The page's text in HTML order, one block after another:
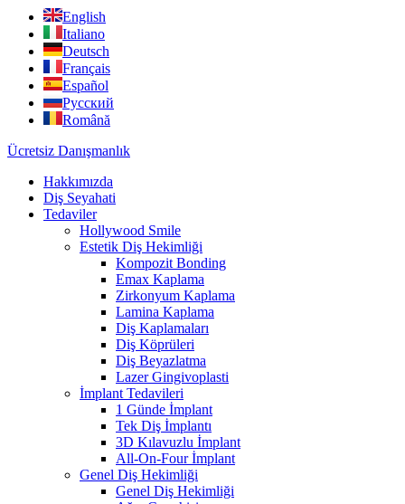
English
Italiano
Deutsch
Français
Español
Русский
Română
Ücretsiz Danışmanlık
Hakkımızda
Diş Seyahati
Tedaviler
Hollywood Smile
Estetik Diş Hekimliği
Kompozit Bonding
Emax Kaplama
Zirkonyum Kaplama
Lamina Kaplama
Diş Kaplamaları
Diş Köprüleri
Diş Beyazlatma
Lazer Gingivoplasti
İmplant Tedavileri
1 Günde İmplant
Tek Diş İmplantı
3D Kılavuzlu İmplant
All-On-Four İmplant
Genel Diş Hekimliği
Genel Diş Hekimliği